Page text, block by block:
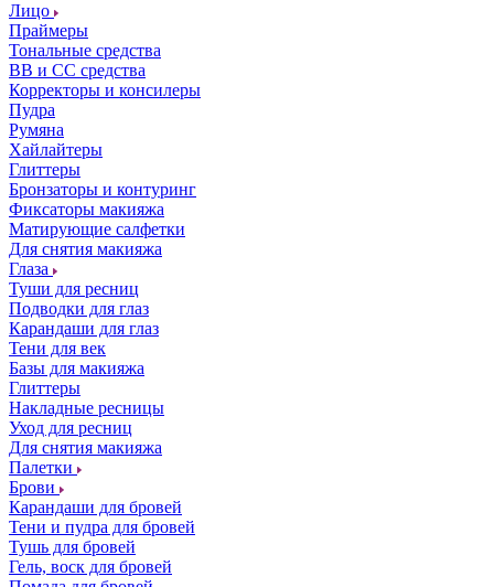
Лицо
Праймеры
Тональные средства
ВВ и СС средства
Корректоры и консилеры
Пудра
Румяна
Хайлайтеры
Глиттеры
Бронзаторы и контуринг
Фиксаторы макияжа
Матирующие салфетки
Для снятия макияжа
Глаза
Туши для ресниц
Подводки для глаз
Карандаши для глаз
Тени для век
Базы для макияжа
Глиттеры
Накладные ресницы
Уход для ресниц
Для снятия макияжа
Палетки
Брови
Карандаши для бровей
Тени и пудра для бровей
Тушь для бровей
Гель, воск для бровей